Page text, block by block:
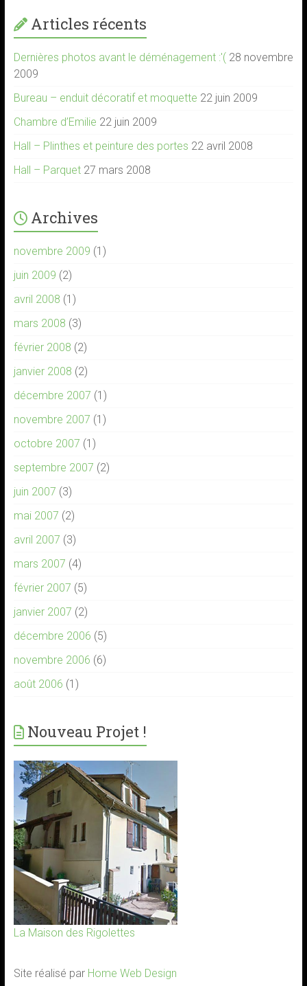
Articles récents
Dernières photos avant le déménagement :'( 28 novembre
2009
Bureau – enduit décoratif et moquette 22 juin 2009
Chambre d’Emilie 22 juin 2009
Hall – Plinthes et peinture des portes 22 avril 2008
Hall – Parquet 27 mars 2008
Archives
novembre 2009 (1)
juin 2009 (2)
avril 2008 (1)
mars 2008 (3)
février 2008 (2)
janvier 2008 (2)
décembre 2007 (1)
novembre 2007 (1)
octobre 2007 (1)
septembre 2007 (2)
juin 2007 (3)
mai 2007 (2)
avril 2007 (3)
mars 2007 (4)
février 2007 (5)
janvier 2007 (2)
décembre 2006 (5)
novembre 2006 (6)
août 2006 (1)
Nouveau Projet !
La Maison des Rigolettes
Site réalisé par Home Web Design